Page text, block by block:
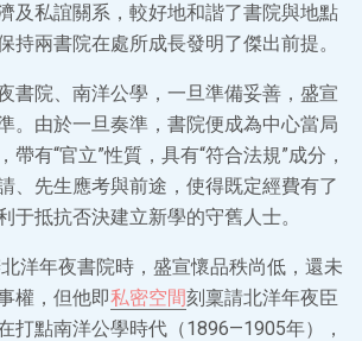
及私誼關系，較好地和諧了書院與地點
持兩書院在處所成長發明了傑出前提。
書院、南洋公學，一旦準備妥善，盛宣
。由於一旦奏準，書院便成為中心當局
有“官立”性質，具有“符合法規”成分，
、先生應考與前途，使得既定經費有了
于抵抗否決建立新學的守舊人士。
洋年夜書院時，盛宣懷品秩尚低，還未
權，但他即私密空間刻稟請北洋年夜臣
打點南洋公學時代（1896—1905年），